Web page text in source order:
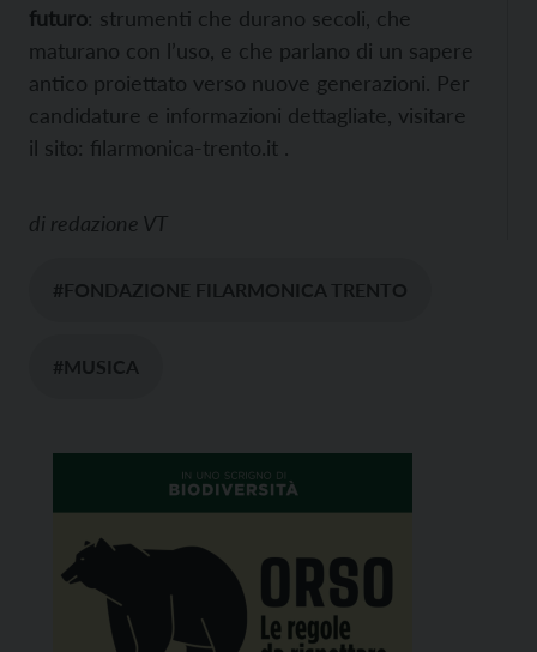
futuro: strumenti che durano secoli, che
maturano con l’uso, e che parlano di un sapere
antico proiettato verso nuove generazioni. Per
candidature e informazioni dettagliate, visitare
il sito: filarmonica-trento.it .
di redazione VT
#FONDAZIONE FILARMONICA TRENTO
#MUSICA